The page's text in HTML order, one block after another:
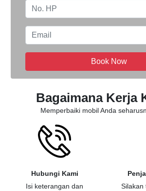
Book Now
Bagaimana Kerja
Memperbaiki mobil Anda
Hubungi Kami
Isi keterangan dan
Silakan